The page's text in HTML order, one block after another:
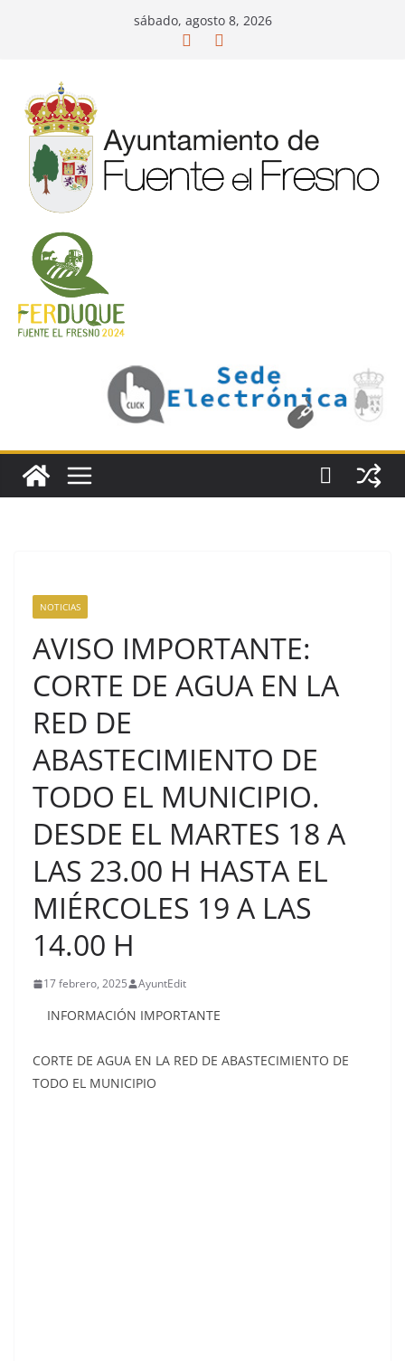
sábado, agosto 8, 2026
NOTICIAS
AVISO IMPORTANTE:
CORTE DE AGUA EN LA
RED DE
ABASTECIMIENTO DE
TODO EL MUNICIPIO.
DESDE EL MARTES 18 A
LAS 23.00 H HASTA EL
MIÉRCOLES 19 A LAS
14.00 H
17 febrero, 2025 AyuntEdit
INFORMACIÓN IMPORTANTE
CORTE DE AGUA EN LA RED DE ABASTECIMIENTO DE
TODO EL MUNICIPIO